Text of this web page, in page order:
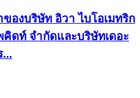
งบริษัท อิวา ไบโอเมทริก
ดท์ จำกัดและบริษัทเดอะ